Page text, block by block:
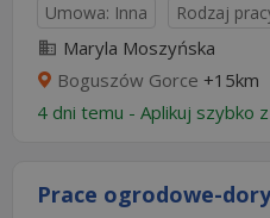
Umowa: Inna Rodzaj
Maryla Moszyńska
Boguszów Gorce +15km
4 dni temu - Aplikuj szybko
Prace ogrodowe-